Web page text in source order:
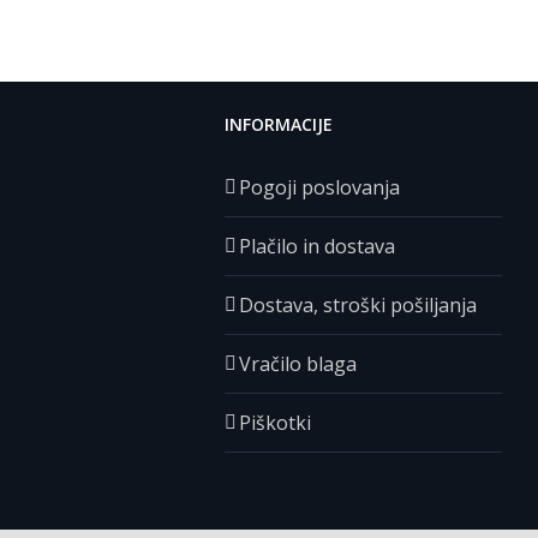
INFORMACIJE
Pogoji poslovanja
Plačilo in dostava
Dostava, stroški pošiljanja
Vračilo blaga
Piškotki